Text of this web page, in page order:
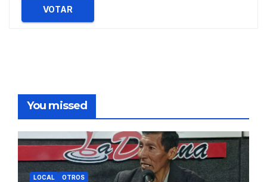
VOTAR
You missed
LOCAL OTROS